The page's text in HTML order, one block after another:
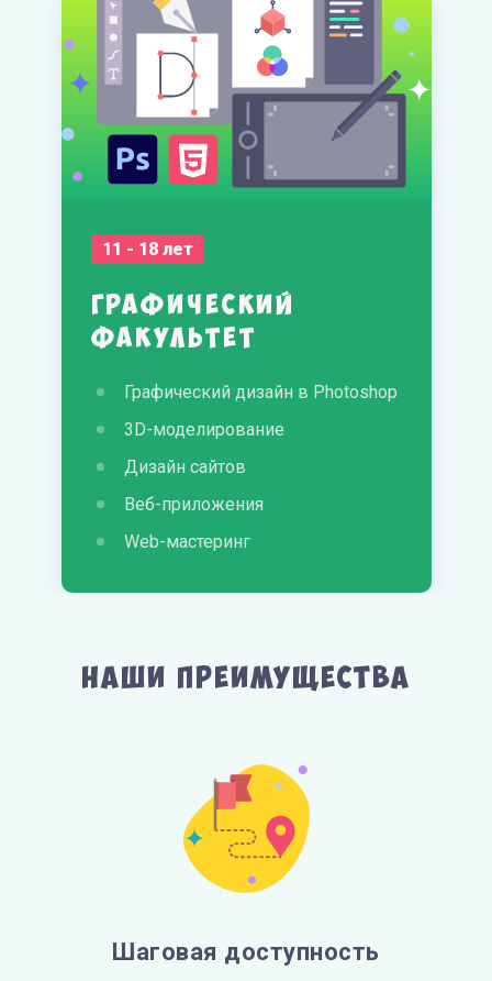
11 - 18 лет
Графический
факультет
Графический дизайн в Photoshop
3D-моделирование
Дизайн сайтов
Веб-приложения
Web-мастеринг
Наши преимущества
Шаговая доступность